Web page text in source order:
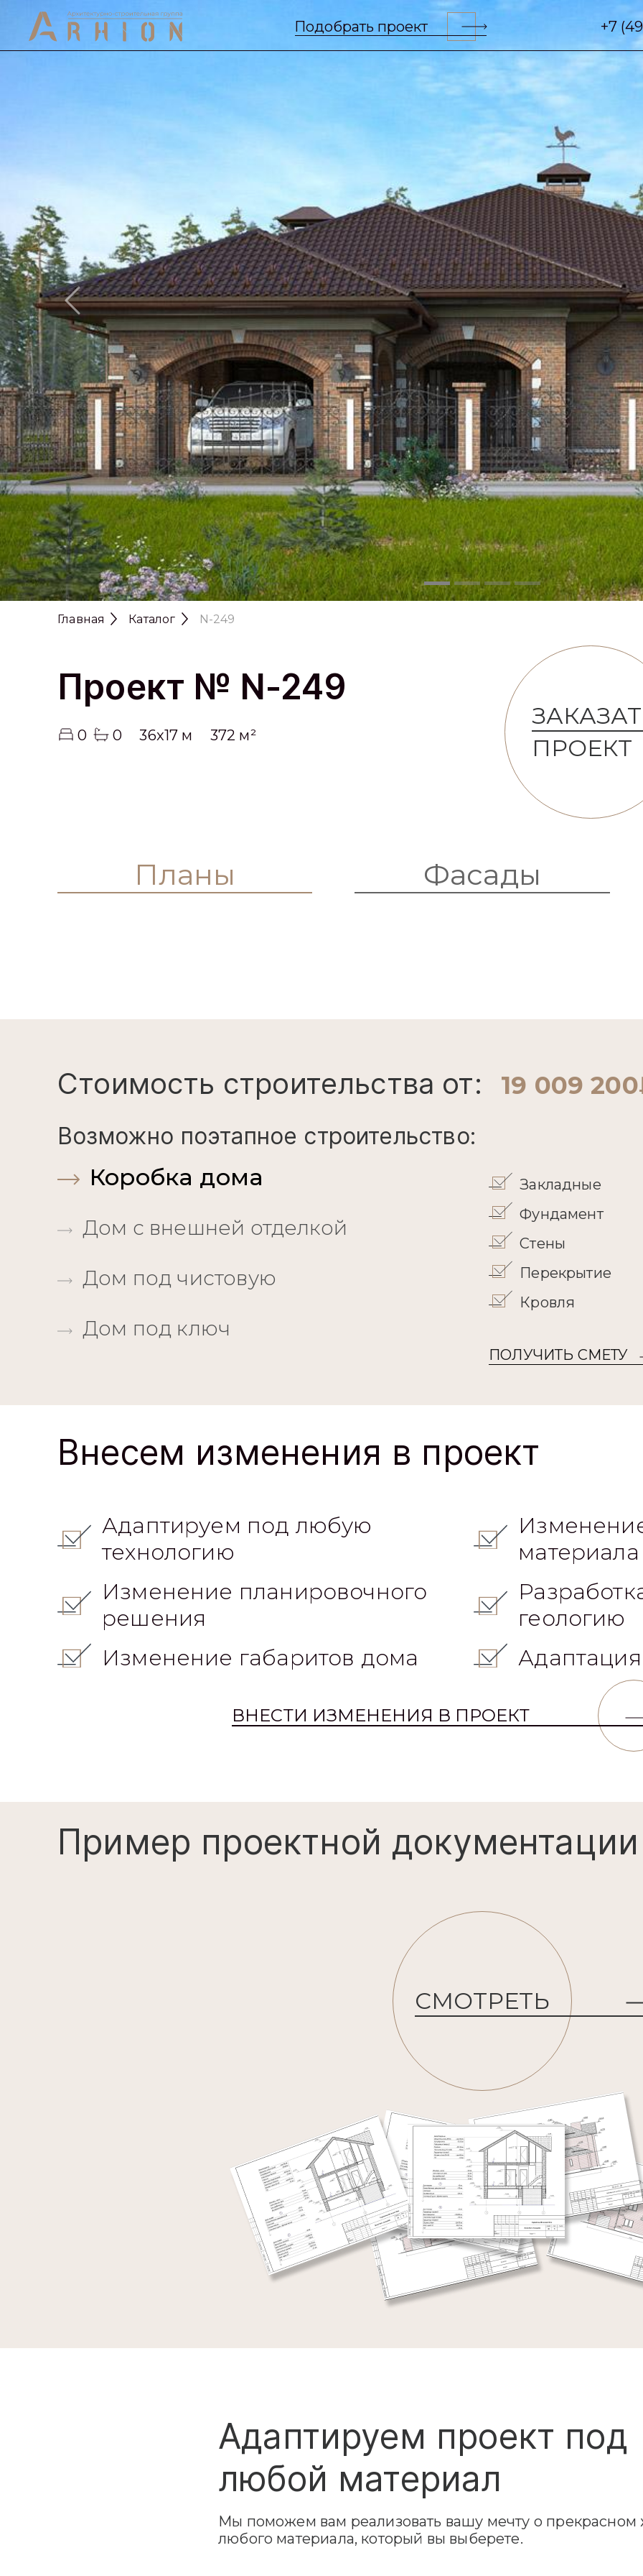
Подобрать проект +7
Previous
Главная Каталог N-249
Проект № N-249
0 0 36x17 м 372 м²
ПРОЕКТ
Планы Фасады
Стоимость строительства от: 19 009
Возможно поэтапное строительство:
Коробка дома
Дом с внешней отделкой
Дом под чистовую
Дом под ключ
Закладные
Фундамент
Стены
Перекрытие
Кровля
ПОЛУЧИТЬ СМЕТУ
Внесем изменения в проект
Адаптируем под любую
технологию
Изменение планировочного
решения
Изменение габаритов дома
геологию
ВНЕСТИ ИЗМЕНЕНИЯ В ПРОЕКТ
Пример проектной документации
СМОТРЕТЬ
Адаптируем проект под
любой материал
Мы поможем вам реализовать вашу мечту о прекрасном
любого материала, который вы выберете.